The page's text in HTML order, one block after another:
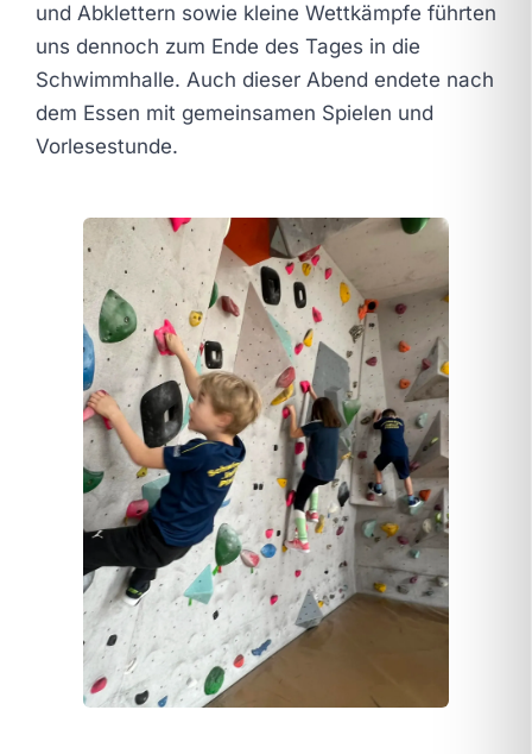
und Abklettern sowie kleine Wettkämpfe führten
uns dennoch zum Ende des Tages in die
Schwimmhalle. Auch dieser Abend endete nach
dem Essen mit gemeinsamen Spielen und
Vorlesestunde.